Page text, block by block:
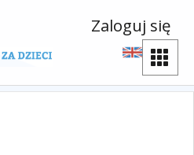
Zaloguj się